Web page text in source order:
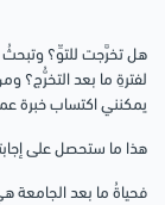
هل تخرَّجت للتوِّ؟ وتبحثُ
لفترةِ ما بعد التخرُّج؟
يمكنني اكتساب خبرة
هذا ما ستحصل على
فحياةُ ما بعد الجامعة